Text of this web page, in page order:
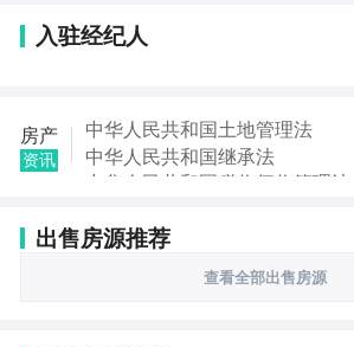
入驻经纪人
房产
资讯
中华人民共和国土地管理法
中华人民共和国继承法
中华人民共和国税收征收管理法
中华人民共和国契税法
中华人民共和国国家赔偿法
出售房源推荐
查看全部出售房源